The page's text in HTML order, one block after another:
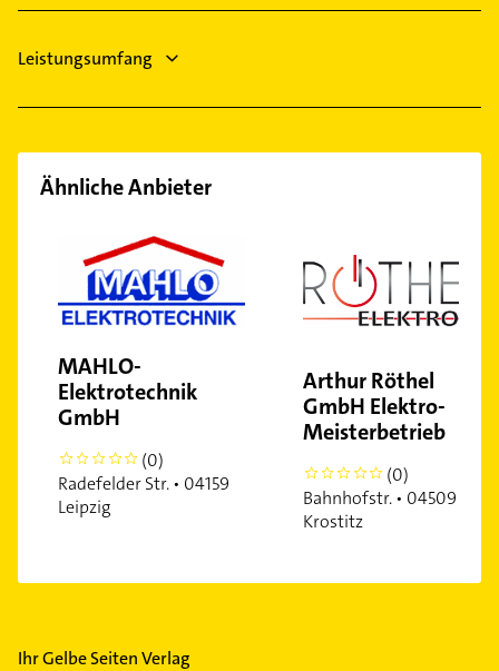
Leistungsumfang
Ähnliche Anbieter
MAHLO-
Elektrotechnik
GmbH
0
(0)
Radefelder Str. • 04159
Leipzig
Arthur Röthel
GmbH Elektro-
Meisterbetrieb
0
(0)
Bahnhofstr. • 04509
Krostitz
Ihr Gelbe Seiten Verlag